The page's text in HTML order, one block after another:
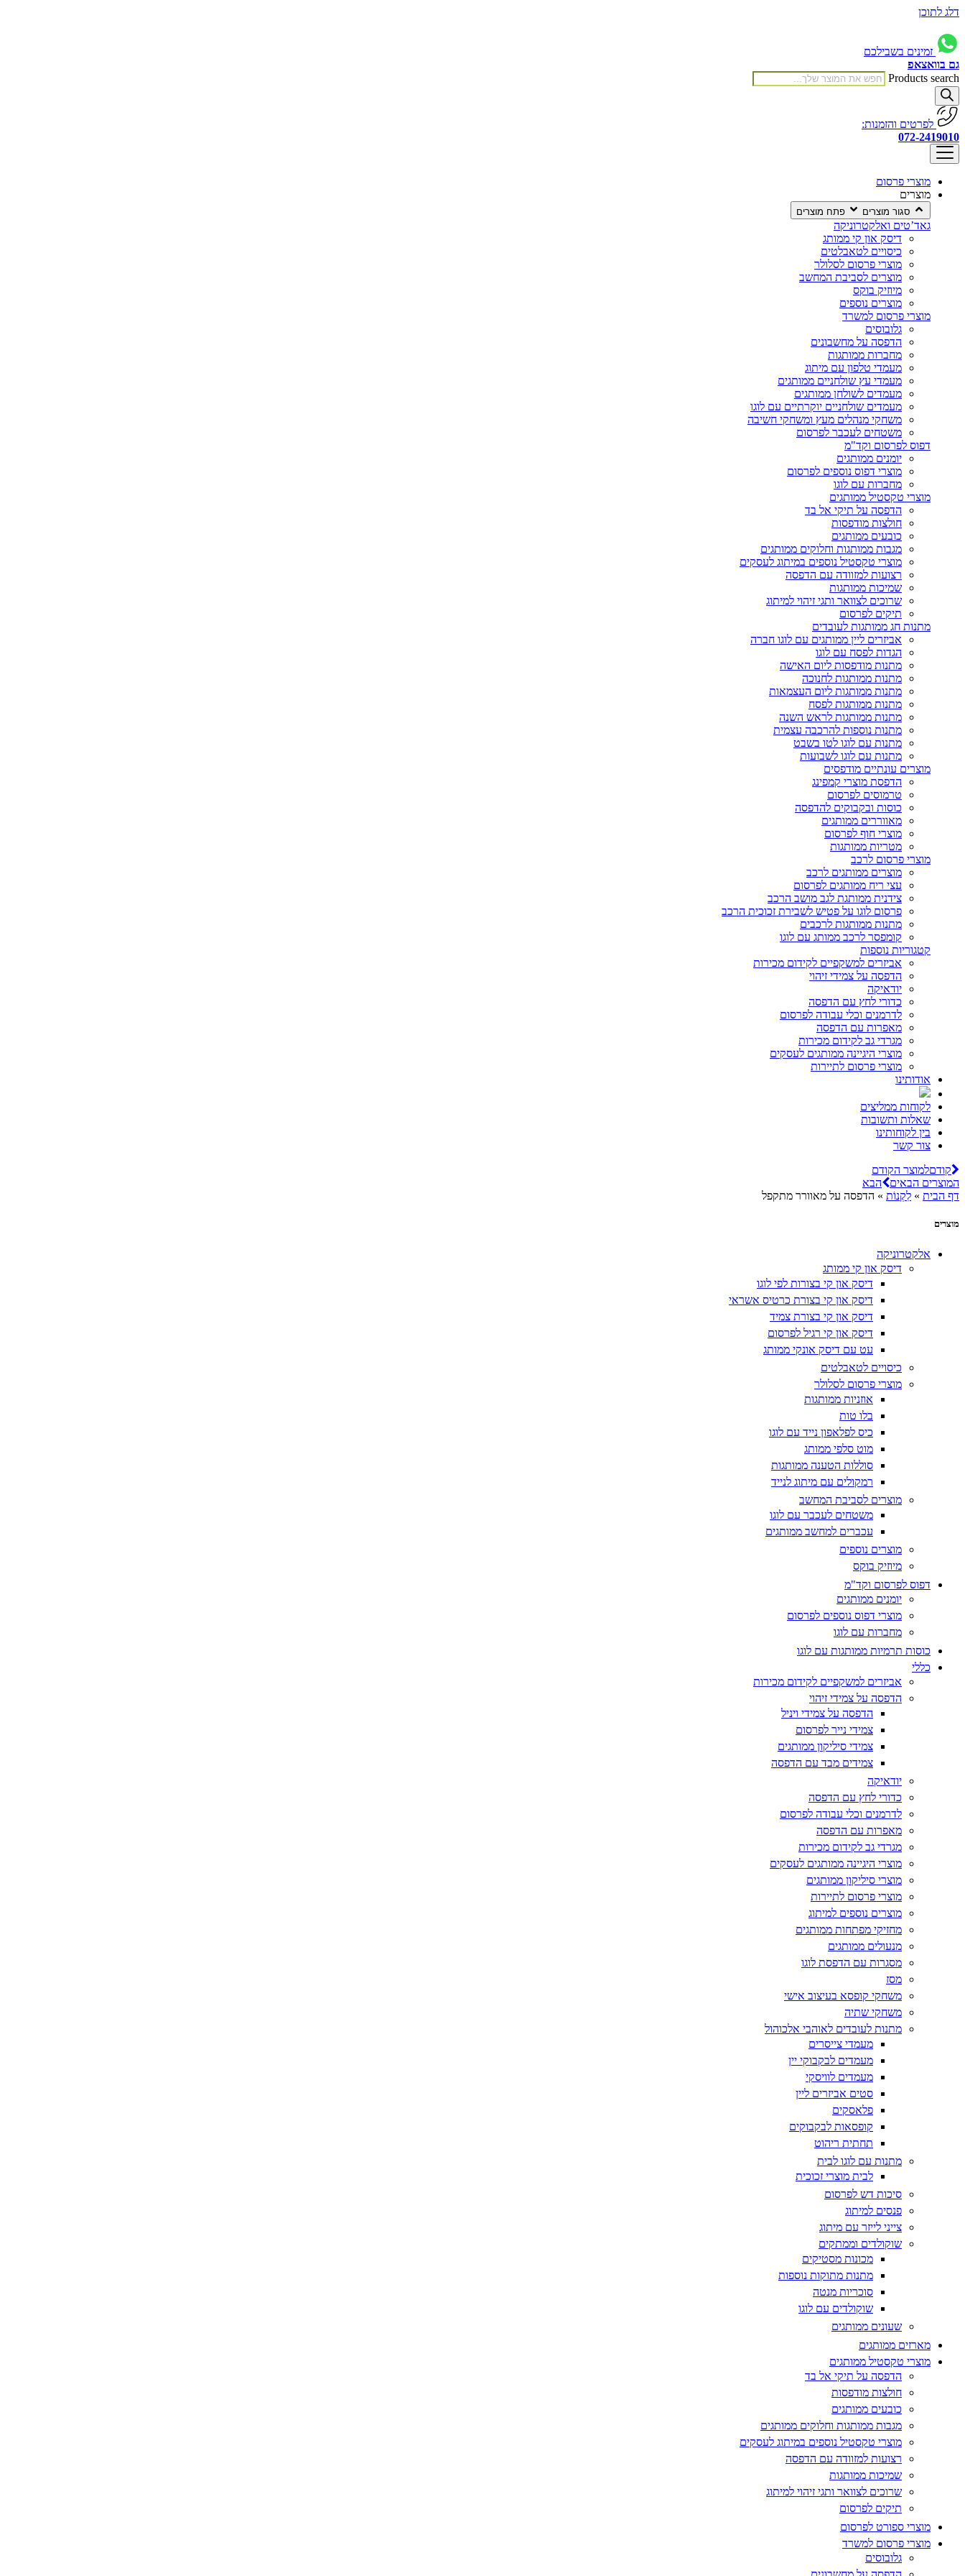
דלג לתוכן
זמינים בשבילכם
גם בוואצאפ
Products search
לפרטים והזמנות:
072-2419010
מוצרי פרסום
מוצרים
סגור מוצרים פתח מוצרים
גאד’טים ואלקטרוניקה
דיסק און קי ממותג
כיסויים לטאבלטים
מוצרי פרסום לסלולר
מוצרים לסביבת המחשב
מיוזיק בוקס
מוצרים נוספים
מוצרי פרסום למשרד
גלובוסים
הדפסה על מחשבונים
מחברות ממותגות
מעמדי טלפון עם מיתוג
מעמדי עץ שולחניים ממותגים
מעמדים לשולחן ממותגים
מעמדים שולחניים יוקרתיים עם לוגו
משחקי מנהלים מעץ ומשחקי חשיבה
משטחים לעכבר לפרסום
דפוס לפרסום וקד"מ
יומנים ממותגים
מוצרי דפוס נוספים לפרסום
מחברות עם לוגו
מוצרי טקסטיל ממותגים
הדפסה על תיקי אל בד
חולצות מודפסות
כובעים ממותגים
מגבות ממותגות וחלוקים ממותגים
מוצרי טקסטיל נוספים במיתוג לעסקים
רצועות למזוודה עם הדפסה
שמיכות ממותגות
שרוכים לצוואר ותגי זיהוי למיתוג
תיקים לפרסום
מתנות חג ממותגות לעובדים
אביזרים ליין ממותגים עם לוגו חברה
הגדות לפסח עם לוגו
מתנות מודפסות ליום האישה
מתנות ממותגות לחנוכה
מתנות ממותגות ליום העצמאות
מתנות ממותגות לפסח
מתנות ממותגות לראש השנה
מתנות נוספות להרכבה עצמית
מתנות עם לוגו לטו בשבט
מתנות עם לוגו לשבועות
מוצרים עונתיים מודפסים
הדפסת מוצרי קמפינג
טרמוסים לפרסום
כוסות ובקבוקים להדפסה
מאווררים ממותגים
מוצרי חוף לפרסום
מטריות ממותגות
מוצרי פרסום לרכב
מוצרים ממותגים לרכב
עצי ריח ממותגים לפרסום
צידנית ממותגת לגב מושב הרכב
פרסום לוגו על פטיש לשבירת זכוכית הרכב
מתנות ממותגות לרכבים
קומפסר לרכב ממותג עם לוגו
קטגוריות נוספות
אביזרים למשקפיים לקידום מכירות
הדפסה על צמידי זיהוי
יודאיקה
כדורי לחץ עם הדפסה
לדרמנים וכלי עבודה לפרסום
מאפרות עם הדפסה
מגרדי גב לקידום מכירות
מוצרי היגיינה ממותגים לעסקים
מוצרי פרסום לתיירות
אודותינו
לקוחות ממליצים
שאלות ותשובות
בין לקוחותינו
צור קשר
קודםלמוצר הקודם
המוצרים הבאים
הבא
דף הבית » לִקְנוֹת » הדפסה על מאוורר מתקפל
מוצרים
אלקטרוניקה
דיסק און קי ממותג
דיסק און קי בצורות לפי לוגו
דיסק און קי בצורת כרטיס אשראי
דיסק און קי בצורת צמיד
דיסק און קי רגיל לפרסום
עט עם דיסק אונקי ממותג
כיסויים לטאבלטים
מוצרי פרסום לסלולר
אוזניות ממותגות
בלו טות
כיס לפלאפון נייד עם לוגו
מוט סלפי ממותג
סוללות הטענה ממותגות
רמקולים עם מיתוג לנייד
מוצרים לסביבת המחשב
משטחים לעכבר עם לוגו
עכברים למחשב ממותגים
מוצרים נוספים
מיוזיק בוקס
דפוס לפרסום וקד"מ
יומנים ממותגים
מוצרי דפוס נוספים לפרסום
מחברות עם לוגו
כוסות תרמיות ממותגות עם לוגו
כללי
אביזרים למשקפיים לקידום מכירות
הדפסה על צמידי זיהוי
הדפסה על צמידי ויניל
צמידי נייר לפרסום
צמידי סיליקון ממותגים
צמידים מבד עם הדפסה
יודאיקה
כדורי לחץ עם הדפסה
לדרמנים וכלי עבודה לפרסום
מאפרות עם הדפסה
מגרדי גב לקידום מכירות
מוצרי היגיינה ממותגים לעסקים
מוצרי סיליקון ממותגים
מוצרי פרסום לתיירות
מוצרים נוספים למיתוג
מחזיקי מפתחות ממותגים
מנעולים ממותגים
מסגרות עם הדפסת לוגו
מסז
משחקי קופסא בעיצוב אישי
משחקי שתיה
מתנות לעובדים לאוהבי אלכוהול
מעמדי צייסרים
מעמדים לבקבוקי יין
מעמדים לוויסקי
סטים אביזרים ליין
פלאסקים
קופסאות לבקבוקים
תחתית ריהוט
מתנות עם לוגו לבית
לבית מוצרי זכוכית
סיכות דש לפרסום
פנסים למיתוג
צייני לייזר עם מיתוג
שוקולדים וממתקים
מכונות מסטיקים
מתנות מתוקות נוספות
סוכריות מנטה
שוקולדים עם לוגו
שעונים ממותגים
מארזים ממותגים
מוצרי טקסטיל ממותגים
הדפסה על תיקי אל בד
חולצות מודפסות
כובעים ממותגים
מגבות ממותגות וחלוקים ממותגים
מוצרי טקסטיל נוספים במיתוג לעסקים
רצועות למזוודה עם הדפסה
שמיכות ממותגות
שרוכים לצוואר ותגי זיהוי למיתוג
תיקים לפרסום
מוצרי ספורט לפרסום
מוצרי פרסום למשרד
גלובוסים